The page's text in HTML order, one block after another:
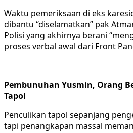
Waktu pemeriksaan di eks
dibantu “diselamatkan” pak
Polisi yang akhirnya berani
proses verbal awal dari Front
Pembunuhan Yusmin, Orang
Tapol
Penculikan tapol sepanjang
tapi penangkapan massal